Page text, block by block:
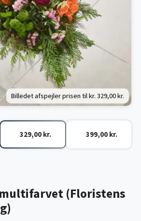
Billedet afspejler prisen til kr. 329,00 kr.
(Floristens
329,00 kr. 399,00 kr.